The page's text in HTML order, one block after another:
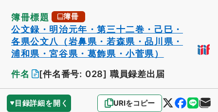
簿冊標題 簿冊
公文録・明治元年・第三十二巻・己巳・
各県公文八（岩鼻県・若森県・品川県・
浦和県・宮谷県・葛飾県・小菅県）
件名
[件名番号: 028] 職員録差出届
目録詳細を開く URIをコピー